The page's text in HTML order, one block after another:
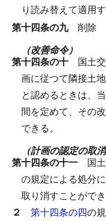
り読み替えて適用
第十四条の九 削除
（改善命令）
第十四条の十 国土
画に従つて隣接土
と認めるときは、
間を定めて、その
できる。
（計画の認定の取消
第十四条の十一 国
の規定による処分
取り消すことができ
２ 第十四条の四の